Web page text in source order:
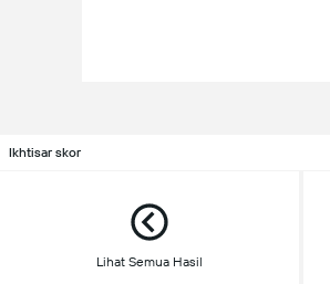
Ikhtisar skor
Lihat Semua Hasil